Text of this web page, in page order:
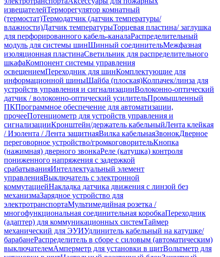
извещателейТерморегулятор комнатный
(термостат)Термодатчик (датчик температуры/
влажности)Датчик температурыТорцевая пластина/ заглушка
для перфорированного кабель-каналаРаспределительный
модуль для системы шинШинный соединительМежфазная
изоляционная пластинаСветильник для распределительного
шкафаКомпонент системы управления
освещениемПереходник для шинКомплектующие для
информационной шиныШайба (плоская)Колпачек/линза для
устройств управления и сигнализацииВолоконно-оптический
датчик / волоконно-оптический усилительПромышленный
ПКПрограммное обеспечение для автоматизации,
прочееПотенциометр для устройств управления и
сигнализацииКронштейн/держатель кабельныйЛента клейкая
/ Изолента / Лента защитнаяВилка кабельнаяЗвонокДверное
переговорное устройство/громкоговорительКнопка
(нажимная) дверного звонкаРеле (катушка) контроля
пониженного напряжения с задержкой
срабатыванияИнтеллектуальный элемент
управленияВыключатель с электронной
коммутациейНакладка датчика движения с линзой без
механизмаЗарядное устройство для
электротранспортаМультимедийная розетка /
многофункциональная соединительная коробкаПереходник
(адаптер) для коммуникационных системТаймер
механический для ЭУИУдлинитель кабельный на катушке/
барабанеРаспределитель в сборе с силовым (автоматическим)
выключателемАмперметр для установки в щитВольтметр для